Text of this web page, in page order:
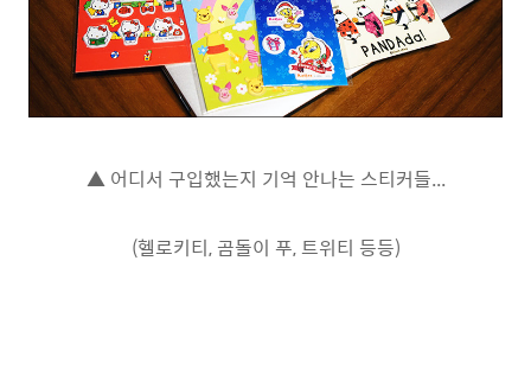
▲ 어디서 구입했는지 기억 안나는 스티커들...
(헬로키티, 곰돌이 푸, 트위티 등등)